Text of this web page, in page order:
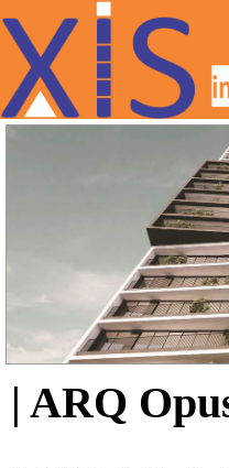
| ARQ